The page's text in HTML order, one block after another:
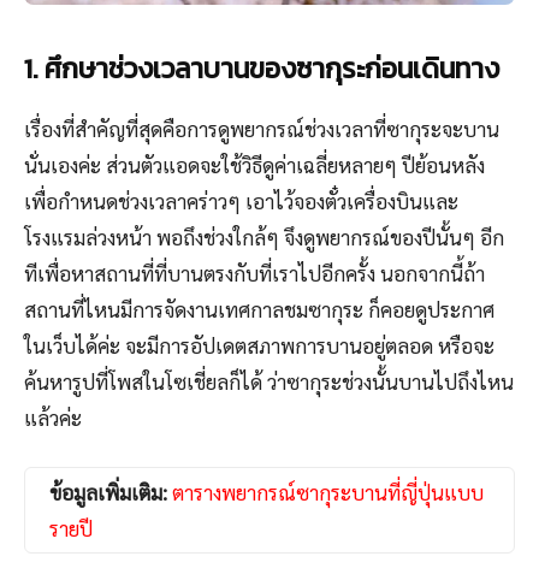
1. ศึกษาช่วงเวลาบานของซากุระก่อนเดินทาง
เรื่องที่สำคัญที่สุดคือการดูพยากรณ์ช่วงเวลาที่ซากุระจะบาน
นั่นเองค่ะ ส่วนตัวแอดจะใช้วิธีดูค่าเฉลี่ยหลายๆ ปีย้อนหลัง
เพื่อกำหนดช่วงเวลาคร่าวๆ เอาไว้จองตั๋วเครื่องบินและ
โรงแรมล่วงหน้า พอถึงช่วงใกล้ๆ จึงดูพยากรณ์ของปีนั้นๆ อีก
ทีเพื่อหาสถานที่ที่บานตรงกับที่เราไปอีกครั้ง นอกจากนี้ถ้า
สถานที่ไหนมีการจัดงานเทศกาลชมซากุระ ก็คอยดูประกาศ
ในเว็บได้ค่ะ จะมีการอัปเดตสภาพการบานอยู่ตลอด หรือจะ
ค้นหารูปที่โพสในโซเชี่ยลก็ได้ ว่าซากุระช่วงนั้นบานไปถึงไหน
แล้วค่ะ
ข้อมูลเพิ่มเติม:ตารางพยากรณ์ซากุระบานที่ญี่ปุ่นแบบ
รายปี